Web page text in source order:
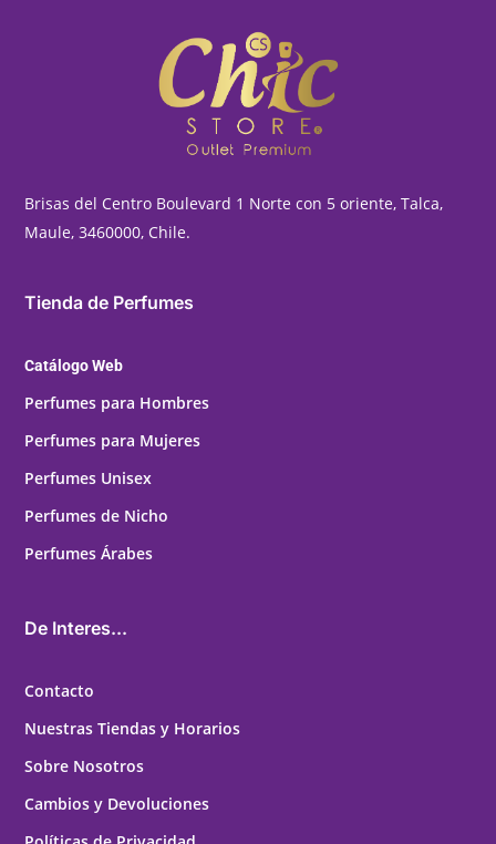
Brisas del Centro Boulevard 1 Norte con 5 oriente, Talca,
Maule, 3460000, Chile.
Tienda de Perfumes
Catálogo Web
Perfumes para Hombres
Perfumes para Mujeres
Perfumes Unisex
Perfumes de Nicho
Perfumes Árabes
De Interes...
Contacto
Nuestras Tiendas y Horarios
Sobre Nosotros
Cambios y Devoluciones